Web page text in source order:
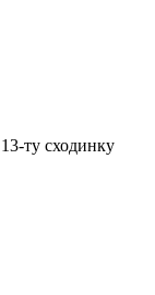
13-ту сходинку